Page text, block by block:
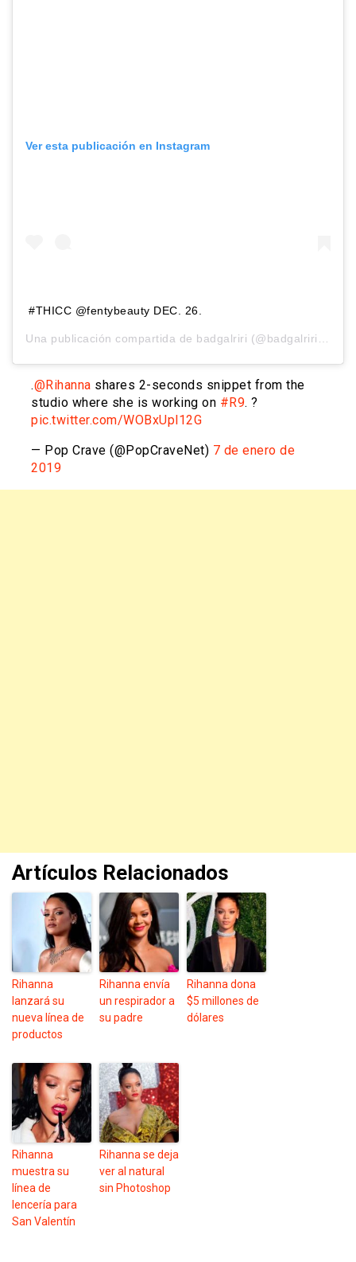
Ver esta publicación en Instagram
#THICC @fentybeauty DEC. 26.
Una publicación compartida de badgalriri (@badgalriri) el
.@Rihanna shares 2-seconds snippet from the
studio where she is working on #R9. ?
pic.twitter.com/WOBxUpl12G
— Pop Crave (@PopCraveNet) 7 de enero de
2019
Artículos Relacionados
Rihanna
lanzará su
nueva línea de
productos
Rihanna envía
un respirador a
su padre
Rihanna dona
$5 millones de
dólares
Rihanna
muestra su
línea de
lencería para
San Valentín
Rihanna se deja
ver al natural
sin Photoshop